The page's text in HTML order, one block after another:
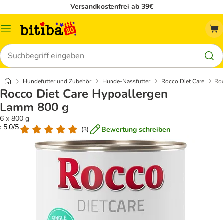
Versandkostenfrei ab 39€
Menü
Suchen
Hundefutter und Zubehör Hunde-Nassfutter Rocco Diet Care
Rocco Diet Care Hypoallergen
Lamm 800 g
6 x 800 g
: 5.0/5
(3) Bewertung schreiben